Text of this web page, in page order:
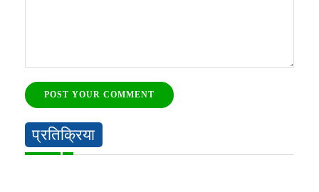
POST YOUR COMMENT
प्रतिक्रिया